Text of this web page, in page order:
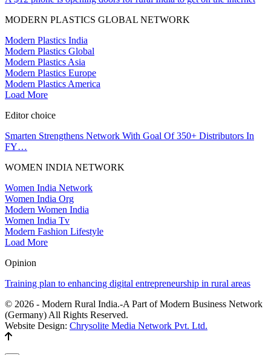
MODERN PLASTICS GLOBAL NETWORK
Modern Plastics India
Modern Plastics Global
Modern Plastics Asia
Modern Plastics Europe
Modern Plastics America
Load More
Editor choice
Smarten Strengthens Network With Goal Of 350+ Distributors In
FY…
WOMEN INDIA NETWORK
Women India Network
Women India Org
Modern Women India
Women India Tv
Modern Fashion Lifestyle
Load More
Opinion
Training plan to enhancing digital entrepreneurship in rural areas
© 2026 - Modern Rural India.-A Part of Modern Business Network
(Germany) All Rights Reserved.
Website Design: Chrysolite Media Network Pvt. Ltd.